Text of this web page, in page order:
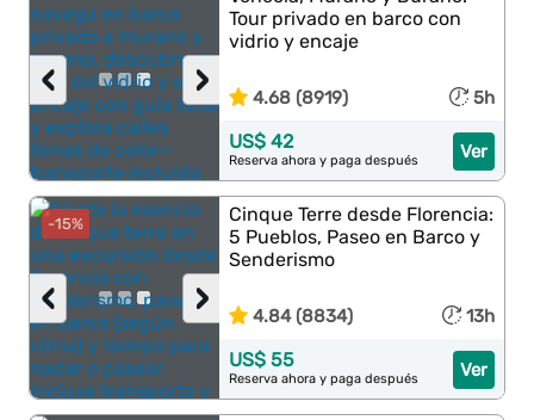
›
‹
Tour privado en barco con
vidrio y encaje
4.68 (8919) 5h
Ver
US$ 42
Reserva ahora y paga después
-15%
›
‹
Cinque Terre desde Florencia:
5 Pueblos, Paseo en Barco y
Senderismo
4.84 (8834) 13h
Ver
US$ 55
Reserva ahora y paga después